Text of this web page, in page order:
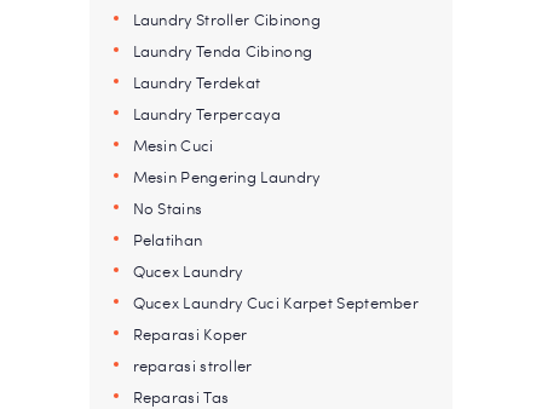
Laundry Stroller Cibinong
Laundry Tenda Cibinong
Laundry Terdekat
Laundry Terpercaya
Mesin Cuci
Mesin Pengering Laundry
No Stains
Pelatihan
Qucex Laundry
Qucex Laundry Cuci Karpet September
Reparasi Koper
reparasi stroller
Reparasi Tas